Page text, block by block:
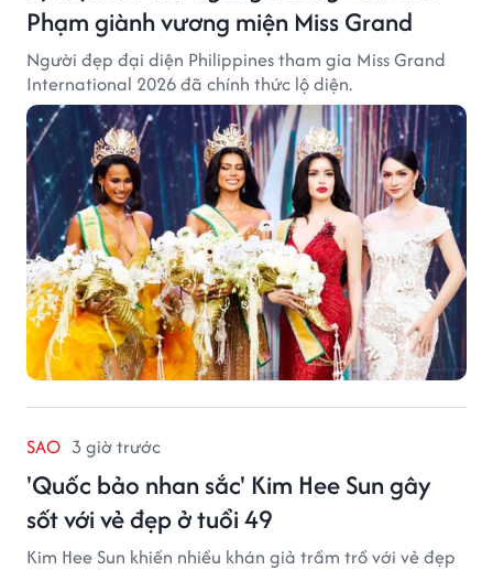
Phạm giành vương miện Miss Grand
Người đẹp đại diện Philippines tham gia Miss Grand
International 2026 đã chính thức lộ diện.
SAO 3 giờ trước
'Quốc bảo nhan sắc' Kim Hee Sun gây
sốt với vẻ đẹp ở tuổi 49
Kim Hee Sun khiến nhiều khán giả trầm trồ với vẻ đẹp